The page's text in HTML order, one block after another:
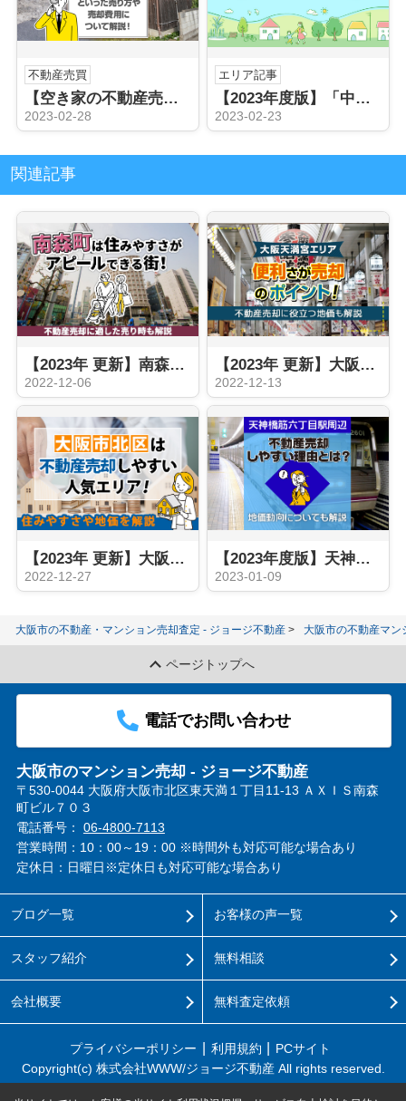
不動産売買
【空き家の不動産売却】売却方法や費用について解説！
2023-02-28
エリア記事
【2023年度版】「中崎町駅」の不動産売却を住みやすさ・治安・地価から解説！
2023-02-23
関連記事
【2023年 更新】南森町の不動産売却を解説！
2022-12-06
【2023年 更新】大阪天満宮エリアの不動産売却！
2022-12-13
【2023年 更新】大阪市北区の不動産売却！住みやすさや地価を解説
2022-12-27
【2023年度版】天神橋筋六丁目駅の不動産売却を解説！
2023-01-09
大阪市の不動産・マンション売却査定 - ジョージ不動産 大阪市の不動産マン
ページトップへ
電話でお問い合わせ
大阪市のマンション売却 - ジョージ不動産
〒530-0044 大阪府大阪市北区東天満１丁目11-13 ＡＸＩＳ南森
町ビル７０３
電話番号： 06-4800-7113
営業時間：10：00～19：00 ※時間外も対応可能な場合あり
定休日：日曜日※定休日も対応可能な場合あり
ブログ一覧
スタッフ紹介
会社概要
お客様の声一覧
無料相談
無料査定依頼
プライバシーポリシー 利用規約
PCサイト
Copyright(c) 株式会社WWW/ジョージ不動産 All rights reserved.